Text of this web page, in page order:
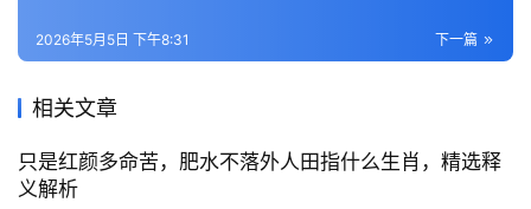
下一篇
2026年5月5日 下午8:31
相关文章
只是红颜多命苦，肥水不落外人田指什么生肖，精选释
义解析